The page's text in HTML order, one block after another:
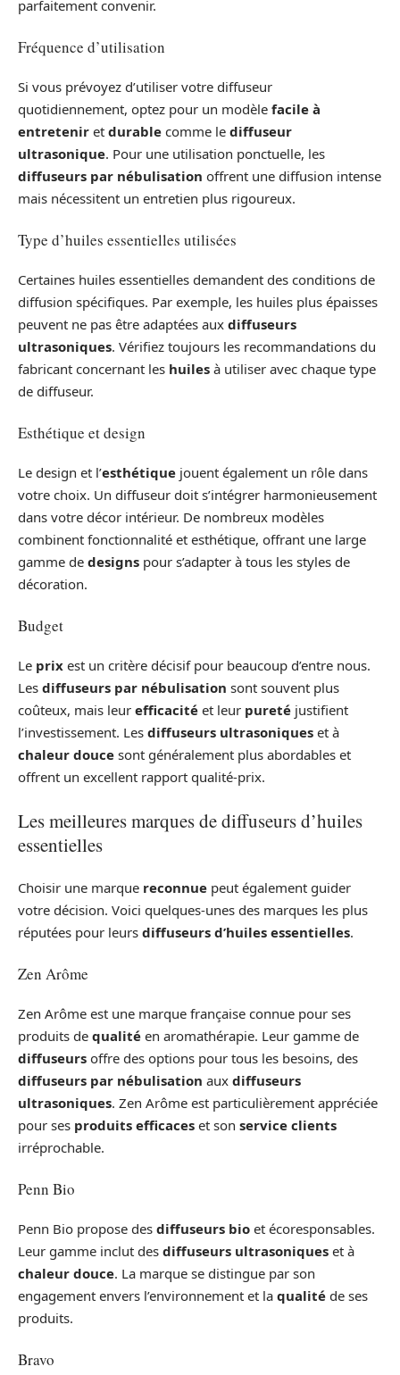
parfaitement convenir.
Fréquence d’utilisation
Si vous prévoyez d’utiliser votre diffuseur
quotidiennement, optez pour un modèle facile à
entretenir et durable comme le diffuseur
ultrasonique. Pour une utilisation ponctuelle, les
diffuseurs par nébulisation offrent une diffusion intense
mais nécessitent un entretien plus rigoureux.
Type d’huiles essentielles utilisées
Certaines huiles essentielles demandent des conditions de
diffusion spécifiques. Par exemple, les huiles plus épaisses
peuvent ne pas être adaptées aux diffuseurs
ultrasoniques. Vérifiez toujours les recommandations du
fabricant concernant les huiles à utiliser avec chaque type
de diffuseur.
Esthétique et design
Le design et l’esthétique jouent également un rôle dans
votre choix. Un diffuseur doit s’intégrer harmonieusement
dans votre décor intérieur. De nombreux modèles
combinent fonctionnalité et esthétique, offrant une large
gamme de designs pour s’adapter à tous les styles de
décoration.
Budget
Le prix est un critère décisif pour beaucoup d’entre nous.
Les diffuseurs par nébulisation sont souvent plus
coûteux, mais leur efficacité et leur pureté justifient
l’investissement. Les diffuseurs ultrasoniques et à
chaleur douce sont généralement plus abordables et
offrent un excellent rapport qualité-prix.
Les meilleures marques de diffuseurs d’huiles
essentielles
Choisir une marque reconnue peut également guider
votre décision. Voici quelques-unes des marques les plus
réputées pour leurs diffuseurs d’huiles essentielles.
Zen Arôme
Zen Arôme est une marque française connue pour ses
produits de qualité en aromathérapie. Leur gamme de
diffuseurs offre des options pour tous les besoins, des
diffuseurs par nébulisation aux diffuseurs
ultrasoniques. Zen Arôme est particulièrement appréciée
pour ses produits efficaces et son service clients
irréprochable.
Penn Bio
Penn Bio propose des diffuseurs bio et écoresponsables.
Leur gamme inclut des diffuseurs ultrasoniques et à
chaleur douce. La marque se distingue par son
engagement envers l’environnement et la qualité de ses
produits.
Bravo